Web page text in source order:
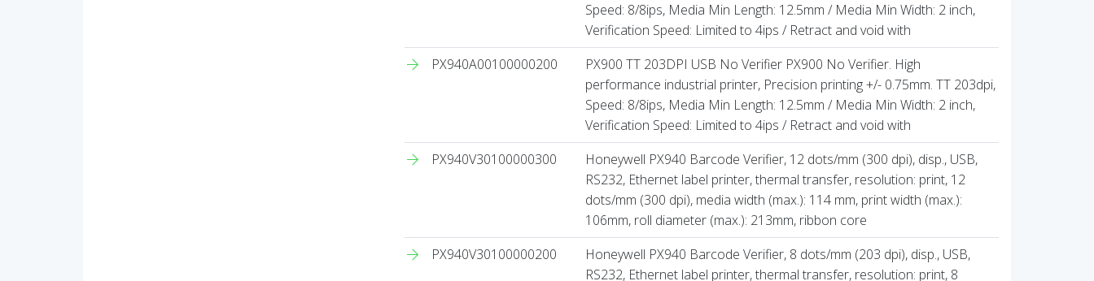
Speed: 8/8ips, Media Min Length: 12.5mm / Media Min Width: 2 inch,
Verification Speed: Limited to 4ips / Retract and void with
PX940A00100000200
PX900 TT 203DPI USB No Verifier PX900 No Verifier. High
performance industrial printer, Precision printing +/- 0.75mm. TT 203dpi,
Speed: 8/8ips, Media Min Length: 12.5mm / Media Min Width: 2 inch,
Verification Speed: Limited to 4ips / Retract and void with
PX940V30100000300
Honeywell PX940 Barcode Verifier, 12 dots/mm (300 dpi), disp., USB,
RS232, Ethernet label printer, thermal transfer, resolution: print, 12
dots/mm (300 dpi), media width (max.): 114 mm, print width (max.):
106mm, roll diameter (max.): 213mm, ribbon core
PX940V30100000200
Honeywell PX940 Barcode Verifier, 8 dots/mm (203 dpi), disp., USB,
RS232, Ethernet label printer, thermal transfer, resolution: print, 8